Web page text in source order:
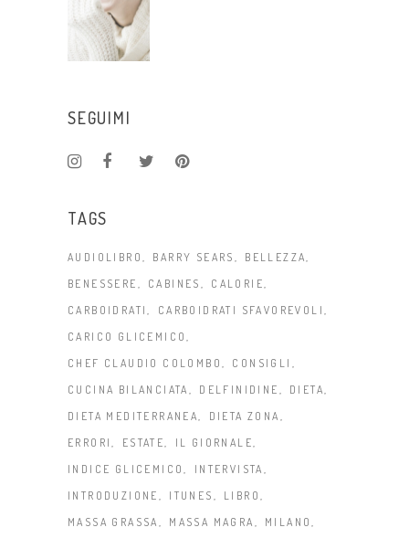
SEGUIMI
TAGS
AUDIOLIBRO BARRY SEARS
BELLEZZA
BENESSERE
CABINES
CALORIE
CARBOIDRATI
CARBOIDRATI SFAVOREVOLI
CARICO GLICEMICO
CHEF CLAUDIO COLOMBO
CONSIGLI
CUCINA BILANCIATA
DELFINIDINE
DIETA
DIETA MEDITERRANEA
DIETA ZONA
ERRORI
ESTATE
IL GIORNALE
INDICE GLICEMICO
INTERVISTA
INTRODUZIONE
ITUNES
LIBRO
MASSA GRASSA
MASSA MAGRA
MILANO